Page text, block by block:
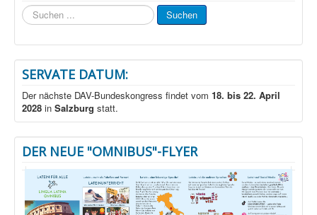
Suchen
...
Suchen
SERVATE DATUM:
Der nächste DAV-Bundeskongress findet vom 18. bis 22. April
2028 in Salzburg statt.
DER NEUE "OMNIBUS"-FLYER